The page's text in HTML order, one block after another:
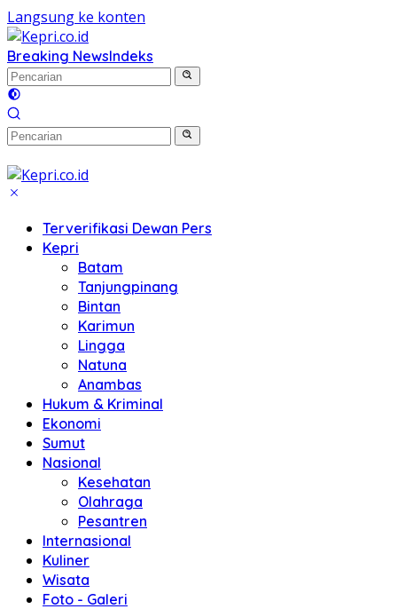
Langsung ke konten
Breaking NewsIndeks
Terverifikasi Dewan Pers
Kepri
Batam
Tanjungpinang
Bintan
Karimun
Lingga
Natuna
Anambas
Hukum & Kriminal
Ekonomi
Sumut
Nasional
Kesehatan
Olahraga
Pesantren
Internasional
Kuliner
Wisata
Foto - Galeri